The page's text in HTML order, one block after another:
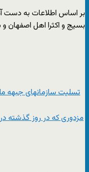
بر اساس اطلاعات به دست
بسیج و اکثرا اهل اصفهان
تسلیت سازمانهای جبهه
مزدوری که در روز گذشته